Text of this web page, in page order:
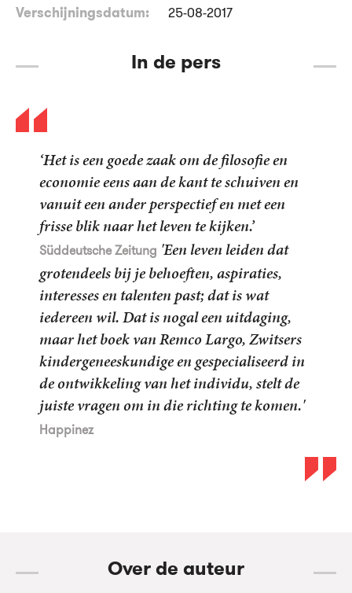
Verschijningsdatum:
25-08-2017
In de pers
‘Het is een goede zaak om de filosofie en
economie eens aan de kant te schuiven en
vanuit een ander perspectief en met een
frisse blik naar het leven te kijken.’
Süddeutsche Zeitung 'Een leven leiden dat
grotendeels bij je behoeften, aspiraties,
interesses en talenten past; dat is wat
iedereen wil. Dat is nogal een uitdaging,
maar het boek van Remco Largo, Zwitsers
kindergeneeskundige en gespecialiseerd in
de ontwikkeling van het individu, stelt de
juiste vragen om in die richting te komen.'
Happinez
Over de auteur